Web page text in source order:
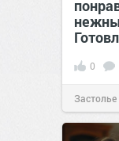
0
Застолье